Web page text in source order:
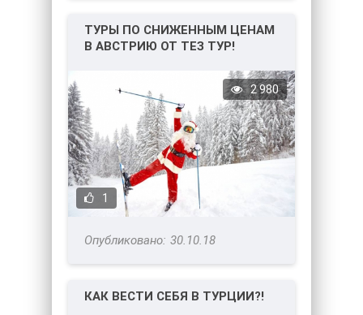
ТУРЫ ПО СНИЖЕННЫМ ЦЕНАМ
В АВСТРИЮ ОТ ТЕЗ ТУР!
1
2 980
30.10.18
КАК ВЕСТИ СЕБЯ В ТУРЦИИ?!